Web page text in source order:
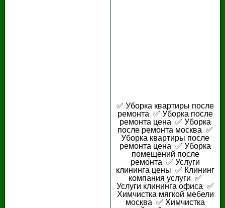
✅ Уборка квартиры после
ремонта ✅ Уборка после
ремонта цена ✅ Уборка
после ремонта москва ✅
Уборка квартиры после
ремонта цена ✅ Уборка
помещений после
ремонта ✅ Услуги
клининга цены ✅ Клининг
компания услуги ✅
Услуги клининга офиса ✅
Химчистка мягкой мебели
москва ✅ Химчистка